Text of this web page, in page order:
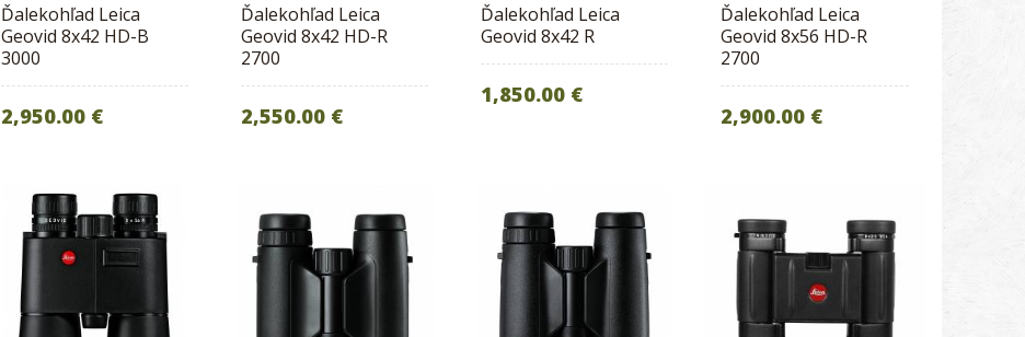
Ďalekohľad Leica
Geovid 8x42 HD-B
3000
2,950.00 €
Ďalekohľad Leica
Geovid 8x42 HD-R
2700
2,550.00 €
Ďalekohľad Leica
Geovid 8x42 R
1,850.00 €
Ďalekohľad Leica
Geovid 8x56 HD-R
2700
2,900.00 €